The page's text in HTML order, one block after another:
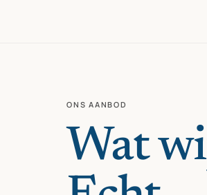
ONS AANBOD
Wat